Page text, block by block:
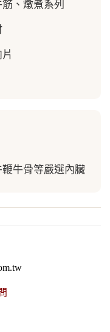
、燉煮系列
牛骨等嚴選內臟